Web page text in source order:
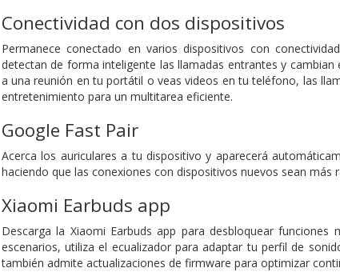
Conectividad con dos dispositivos
Permanece conectado en varios dispositivos con
detectan de forma inteligente las llamadas entrantes y
a una reunión en tu portátil o veas videos en tu teléfono, las
entretenimiento para un multitarea eficiente.
Google Fast Pair
Acerca los auriculares a tu dispositivo y aparecerá
haciendo que las conexiones con dispositivos nuevos sean más
Xiaomi Earbuds app
Descarga la Xiaomi Earbuds app para desbloquear
escenarios, utiliza el ecualizador para adaptar tu perfil de
también admite actualizaciones de firmware para optimizar